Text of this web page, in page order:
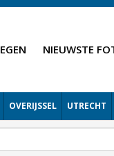
NIEUWSTE
OVERIJSSEL UTRECHT